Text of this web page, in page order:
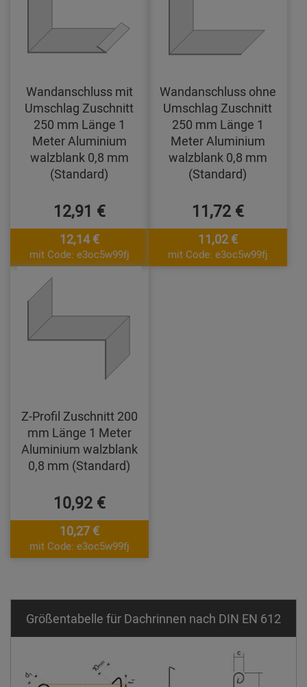
Wandanschluss mit
Umschlag Zuschnitt
250 mm Länge 1
Meter Aluminium
walzblank 0,8 mm
(Standard)
12,91 €
12,14 €
mit Code: e3oc5w99fj
Wandanschluss ohne
Umschlag Zuschnitt
250 mm Länge 1
Meter Aluminium
walzblank 0,8 mm
(Standard)
11,72 €
11,02 €
mit Code: e3oc5w99fj
Z-Profil Zuschnitt 200
mm Länge 1 Meter
Aluminium walzblank
0,8 mm (Standard)
10,92 €
10,27 €
mit Code: e3oc5w99fj
Größentabelle für Dachrinnen nach DIN EN 612